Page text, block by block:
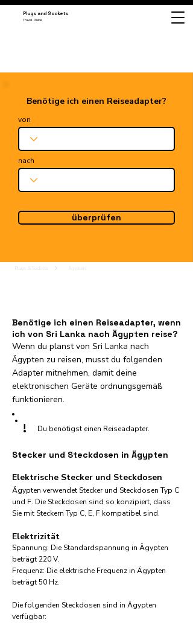
Plugs and Sockets
Travel Guide
Benötige ich einen Reiseadapter?
von
nach
überprüfen
Benötige ich einen Reiseadapter, wenn
ich von Sri Lanka nach Ägypten reise?
Wenn du planst von Sri Lanka nach
Ägypten zu reisen, musst du folgenden
Adapter mitnehmen, damit deine
elektronischen Geräte ordnungsgemäß
funktionieren.
! Du benötigst einen Reiseadapter.
Stecker und Steckdosen in Ägypten
Elektrische Stecker und Steckdosen
Ägypten verwendet Stecker und Steckdosen Typ C
und F. Die Steckdosen sind so konzipiert, dass
Sie mit Steckern Typ C, E, F kompatibel sind.
Elektrizität
Spannung: Die Standardspannung in Ägypten
beträgt 220 V.
Frequenz: Die elektrische Frequenz in Ägypten
beträgt 50 Hz.
Die folgenden Steckdosen sind in Ägypten
verfügbar:​